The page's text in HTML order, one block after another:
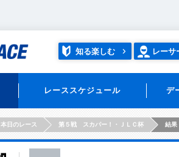
知る楽しむ レーサ
レーススケジュール デ
本日のレース 第５戦 スカパー！・ＪＬＣ杯 結果